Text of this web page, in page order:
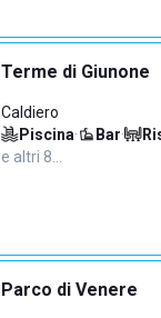
Terme di Giunone
Caldiero
Piscina· Bar·
e altri 8…
Parco di Venere